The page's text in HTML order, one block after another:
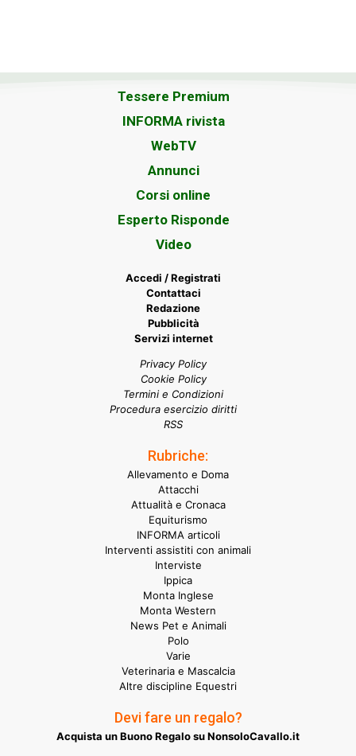
Tessere Premium
INFORMA rivista
WebTV
Annunci
Corsi online
Esperto Risponde
Video
Accedi / Registrati
Contattaci
Redazione
Pubblicità
Servizi internet
Privacy Policy
Cookie Policy
Termini e Condizioni
Procedura esercizio diritti
RSS
Rubriche:
Allevamento e Doma
Attacchi
Attualità e Cronaca
Equiturismo
INFORMA articoli
Interventi assistiti con animali
Interviste
Ippica
Monta Inglese
Monta Western
News Pet e Animali
Polo
Varie
Veterinaria e Mascalcia
Altre discipline Equestri
Devi fare un regalo?
Acquista un Buono Regalo su NonsoloCavallo.it